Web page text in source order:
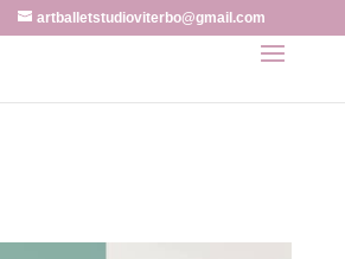
artballetstudioviterbo@gmail.com